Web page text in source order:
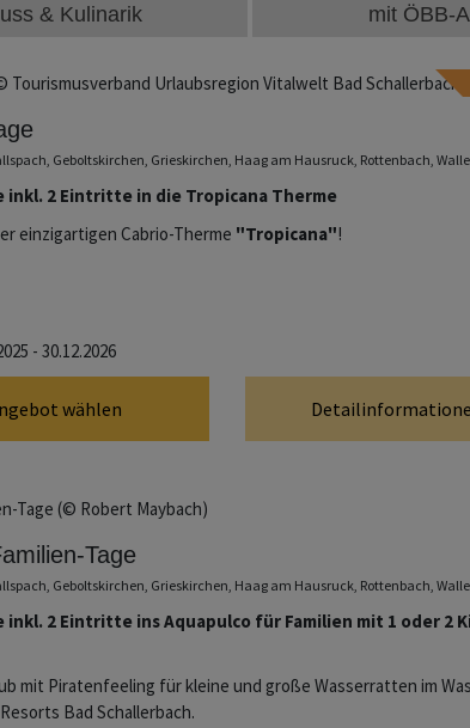
& Kulinarik mit ÖBB-
Geboltskirchen, Grieskirchen, Haag am Hausruck, Rottenbach,
inkl. 2 Eintritte in die Tropicana Therme
einzigartigen Cabrio-Therme "Tropicana"!
- 30.12.2026
wählen
Tage
Geboltskirchen, Grieskirchen, Haag am Hausruck, Rottenbach,
inkl. 2 Eintritte ins Aquapulco für Familien mit 1 oder 2
mit Piratenfeeling für kleine und große Wasserratten im
Bad Schallerbach.